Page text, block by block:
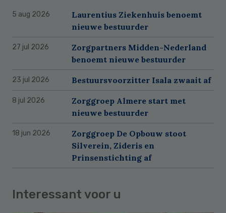
5 aug 2026
Laurentius Ziekenhuis benoemt
nieuwe bestuurder
27 jul 2026
Zorgpartners Midden-Nederland
benoemt nieuwe bestuurder
23 jul 2026 Bestuursvoorzitter Isala zwaait af
8 jul 2026
Zorggroep Almere start met
nieuwe bestuurder
18 jun 2026
Zorggroep De Opbouw stoot
Silverein, Zideris en
Prinsenstichting af
Interessant voor u